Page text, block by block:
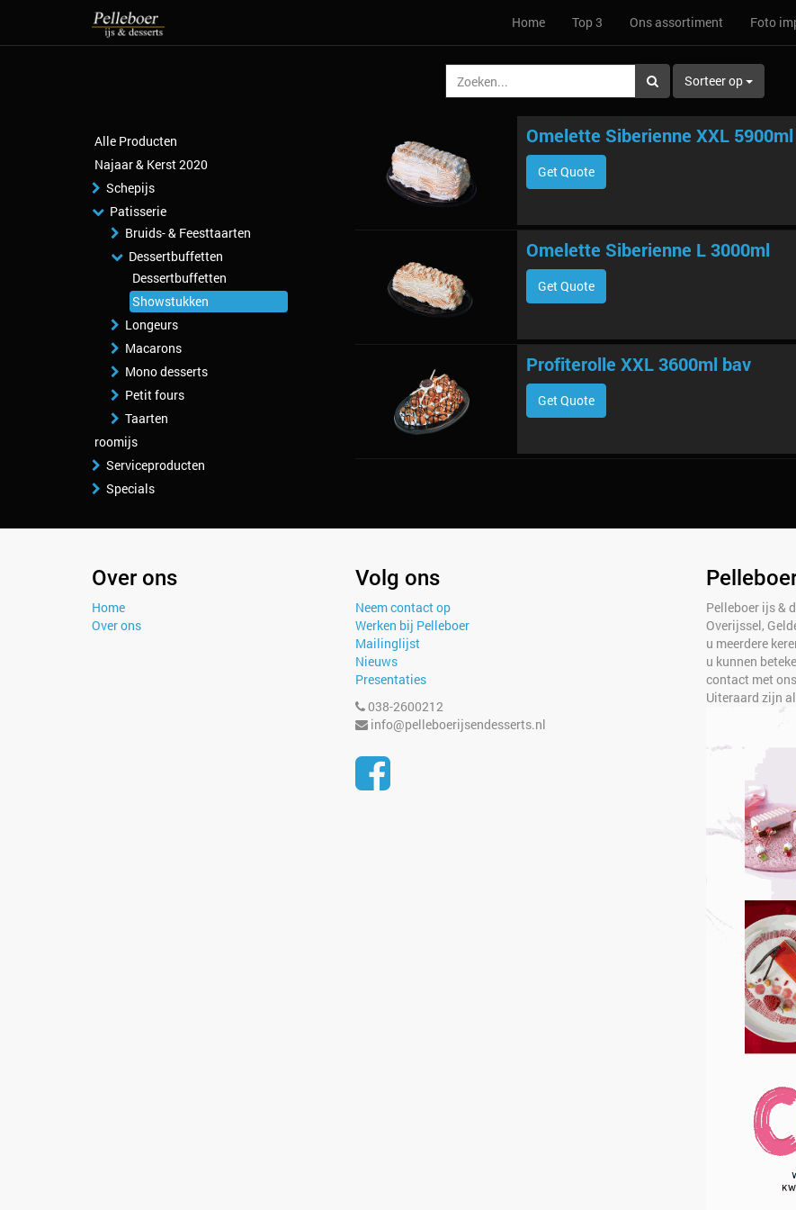
Home Top 3 Ons assortiment Foto
Sorteer op
Alle Producten
Najaar & Kerst 2020
Schepijs
Patisserie
Bruids- & Feesttaarten
Dessertbuffetten
Dessertbuffetten
Showstukken
Longeurs
Macarons
Mono desserts
Petit fours
Taarten
roomijs
Serviceproducten
Specials
Omelette Siberienne XXL 5900ml
Get Quote
Omelette Siberienne L 3000ml
Get Quote
Profiterolle XXL 3600ml bav
Get Quote
Over ons
Home
Over ons
Volg ons
Neem contact op
Werken bij Pelleboer
Mailinglijst
Nieuws
Presentaties
038-2600212
info@pelleboerijsendesserts.nl
Pelleboer ijs &
Overijssel,
u meerdere
u kunnen
contact met
Uiteraard zijn